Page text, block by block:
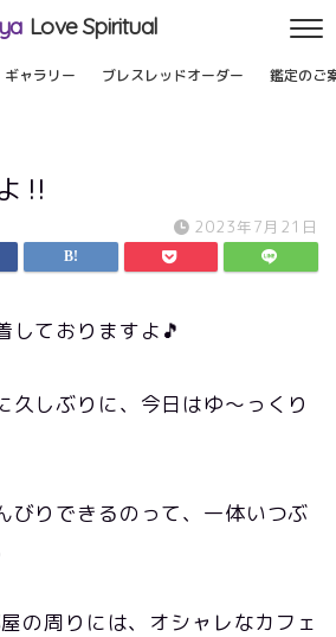
Love Spiritual
ギャラリー ブレスレッドオーダー 鑑定のご
‼️
2023年7月21日
しておりますよ🎵
久しぶりに、今日はゆ〜っくり
びりできるのって、一体いつぶ
の周りには、オシャレなカフェ